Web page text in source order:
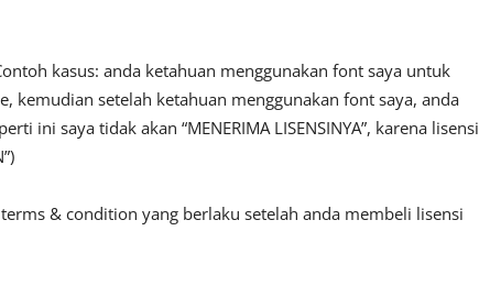
kasus: anda ketahuan menggunakan font saya untuk
kemudian setelah ketahuan menggunakan font saya, anda
ini saya tidak akan “MENERIMA LISENSINYA”, karena lisensi
& condition yang berlaku setelah anda membeli lisensi